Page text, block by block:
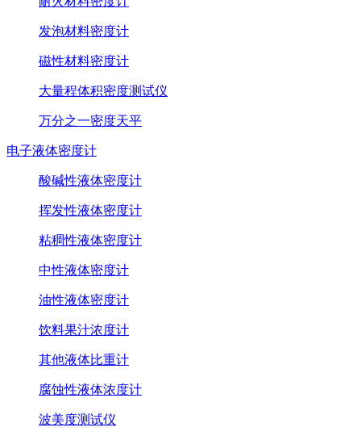
发泡材料密度计
磁性材料密度计
大量程体积密度测试仪
万分之一密度天平
电子液体密度计
酸碱性液体密度计
挥发性液体密度计
粘稠性液体密度计
中性液体密度计
油性液体密度计
饮料果汁浓度计
其他液体比重计
腐蚀性液体浓度计
波美度测试仪